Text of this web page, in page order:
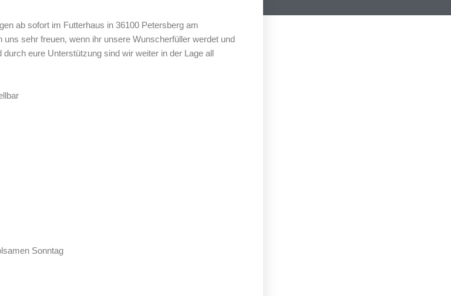
ab sofort im Futterhaus in 36100 Petersberg am
uns sehr freuen, wenn ihr unsere Wunscherfüller werdet und
eure Unterstützung sind wir weiter in der Lage all
Sonntag